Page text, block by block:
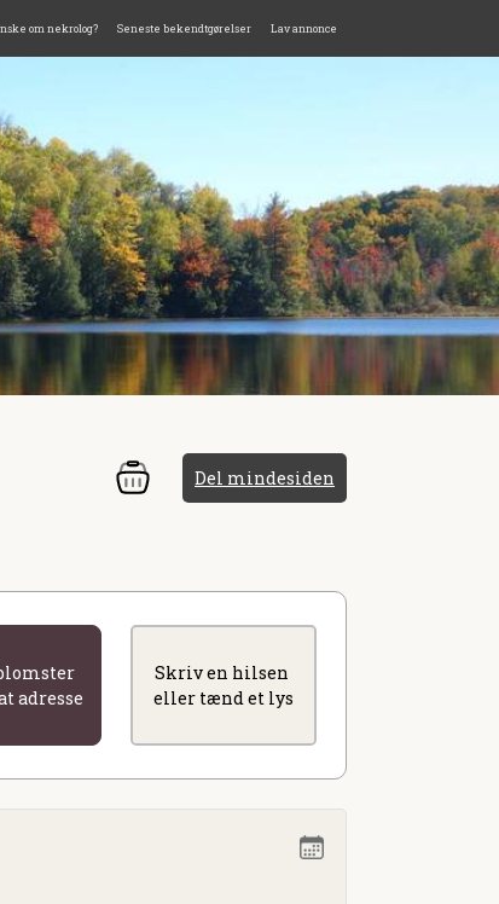
om nekrolog? Seneste bekendtgørelser Lav annonce
Del mindesiden
adresse
Skriv en hilsen
eller tænd et lys